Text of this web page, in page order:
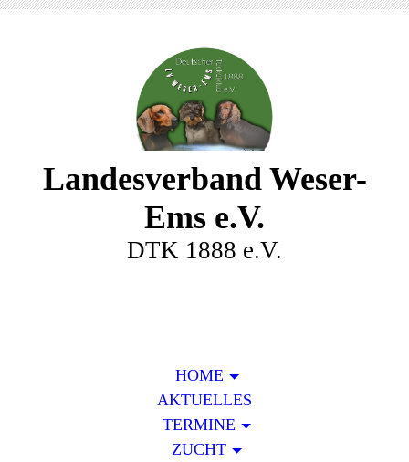
Landesverband Weser-
Ems e.V.
DTK 1888 e.V.
HOME
AKTUELLES
TERMINE
ZUCHT